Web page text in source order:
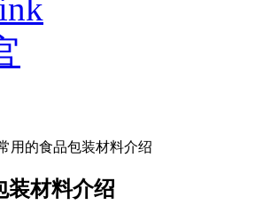
用的食品包装材料介绍
装材料介绍